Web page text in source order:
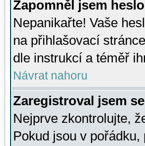
Zapomněl jsem
Nepanikařte! Vaše
na přihlašovací
dle instrukcí a téměř
Návrat nahoru
Zaregistroval jsem
Nejprve zkontrolujte,
Pokud jsou v